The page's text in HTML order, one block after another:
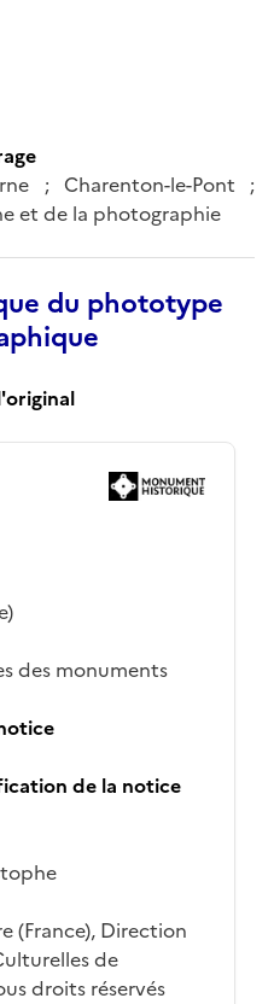
; Charenton-le-Pont ;
et de la photographie
du phototype
des monuments
de la notice
(France), Direction
de
droits réservés